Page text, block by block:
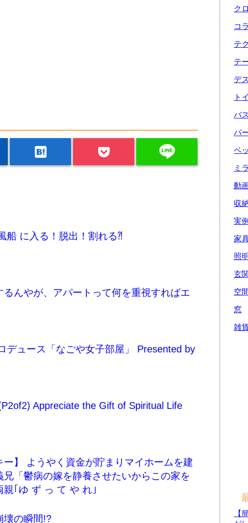
hatenabookmark line
船 に入る！脱出！割れる⁈
るんやが、アパートって何を重視すればエ
デュース「なごや女子部屋」 Presented by
Appreciate the Gift of Spiritual Life
ー】 ようやく資金が貯まりマイホームを建
兄「鬱病の嫁を静養させたいからこの家を
親｢ゆ ず っ て や れ｣
壊の瞬間!?
ク
コ
テ
テ
デ
ト
バ
パ
ベ
ミ
動
収
実
家
照
玄
空
窓
雑
【